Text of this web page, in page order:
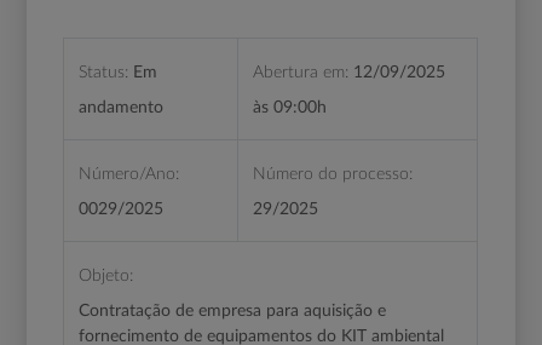
Status: Em
andamento
Abertura em: 12/09/2025
às 09:00h
Número/Ano:
0029/2025
Número do processo:
29/2025
Objeto:
Contratação de empresa para aquisição e
fornecimento de equipamentos do KIT ambiental